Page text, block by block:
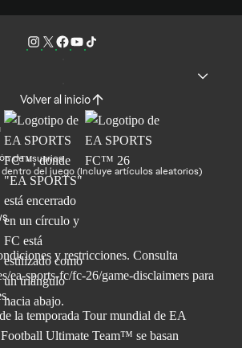
Volver al inicio
de usuarios
dentro del juego (Incluye artículos aleatorios)
y restricciones. Consulta
ea-sports-fc/fc-26/game-disclaimers para
la temporada Tour mundial de EA
Ultimate Team™ se basan